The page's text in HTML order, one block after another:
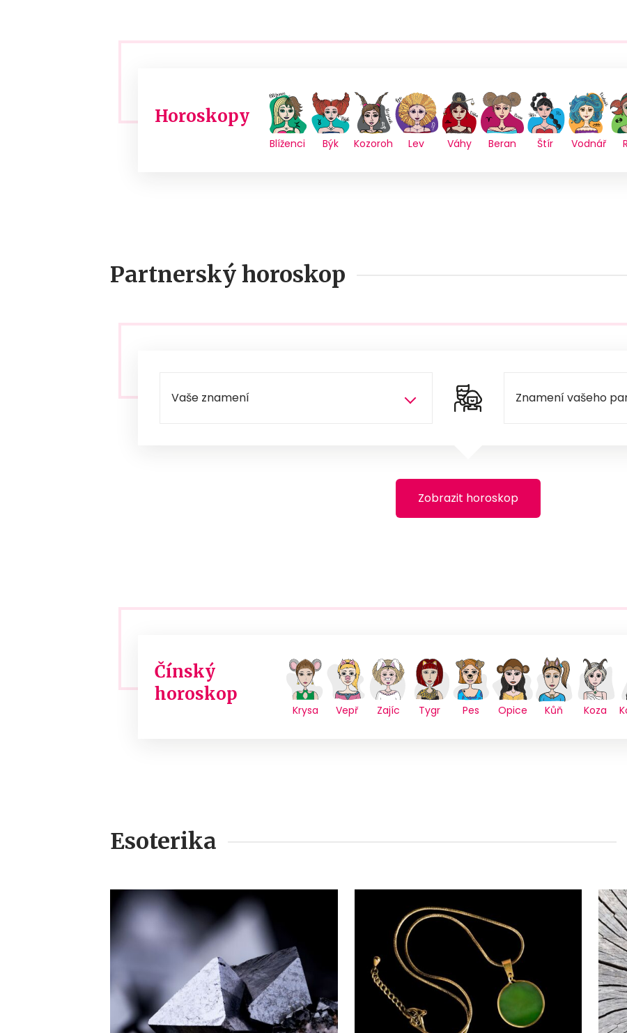
Horoskopy
Blíženci Býk Kozoroh Lev Váhy Beran Štír Vodnář
Partnerský horoskop
Zobrazit horoskop
Čínský
horoskop
Krysa Vepř Zajíc Tygr Pes Opice Kůň Koza
Esoterika